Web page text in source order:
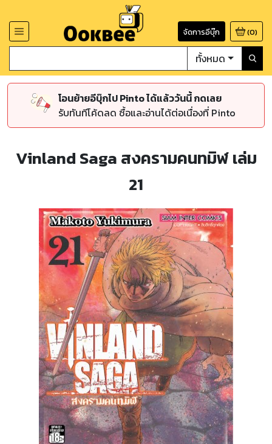
จัดการอีบุ๊ก (0)
ทั้งหมด
โอนย้ายอีบุ๊กไป Pinto ได้แล้ววันนี้ กดเลย
รับทันทีโค้ดลด ซื้อและอ่านได้ต่อเนื่องที่ Pinto
Vinland Saga สงครามคนทมิฬ เล่ม
21